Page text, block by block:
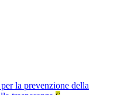
la prevenzione della